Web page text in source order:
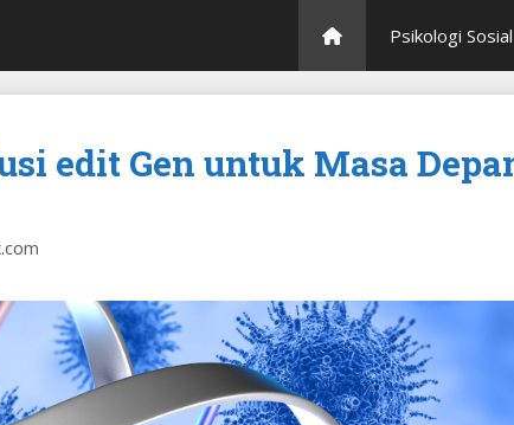
Psikologi Sosial
edit Gen untuk Masa